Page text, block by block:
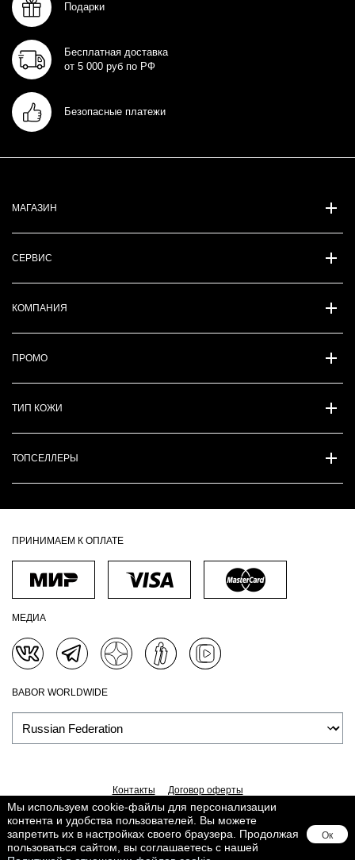
Подарки
Бесплатная доставка
от 5 000 руб по РФ
Безопасные платежи
МАГАЗИН
СЕРВИС
КОМПАНИЯ
ПРОМО
ТИП КОЖИ
ТОПСЕЛЛЕРЫ
ПРИНИМАЕМ К ОПЛАТЕ
МЕДИА
BABOR WORLDWIDE
Контакты
Договор оферты
Политика обработки персональных данных
Доставка
Обработка персональных данных
Сведения о Cookies
Поддерживается вLighthouse
Мы используем cookie-файлы для персонализации
контента и удобства пользователей. Вы можете
запретить их в настройках своего браузера. Продолжая
пользоваться сайтом, вы соглашаетесь с нашей
Ок